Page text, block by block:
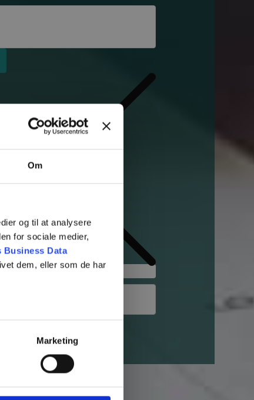
Om
og til at analysere
for sociale medier,
Business Data
dem, eller som de har
Marketing
(max 5)